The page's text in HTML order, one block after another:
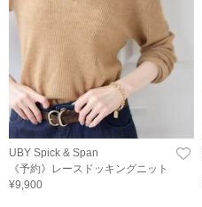
UBY Spick & Span
《予約》レースドッキングニット
¥9,900